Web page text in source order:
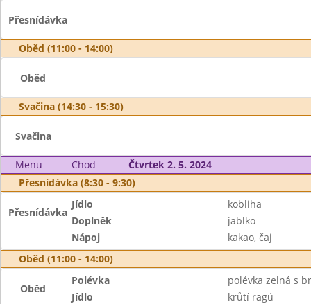
Přesnídávka
Oběd (11:00 - 14:00)
Oběd
Svačina (14:30 - 15:30)
Svačina
Menu Chod
Čtvrtek 2. 5. 2024
Přesnídávka (8:30 - 9:30)
Přesnídávka
Jídlo
kobliha
Doplněk
jablko
Nápoj
kakao, čaj
Oběd (11:00 - 14:00)
Oběd
Polévka
polévka zelná s
Jídlo
krůtí ragú